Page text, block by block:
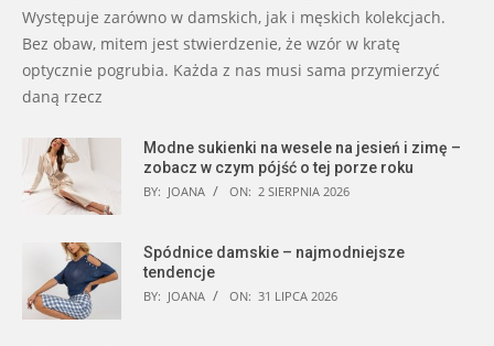
Występuje zarówno w damskich, jak i męskich kolekcjach.
Bez obaw, mitem jest stwierdzenie, że wzór w kratę
optycznie pogrubia. Każda z nas musi sama przymierzyć
daną rzecz
Modne sukienki na wesele na jesień i zimę –
zobacz w czym pójść o tej porze roku
BY: JOANA ON: 2 SIERPNIA 2026
Spódnice damskie – najmodniejsze
tendencje
BY: JOANA ON: 31 LIPCA 2026